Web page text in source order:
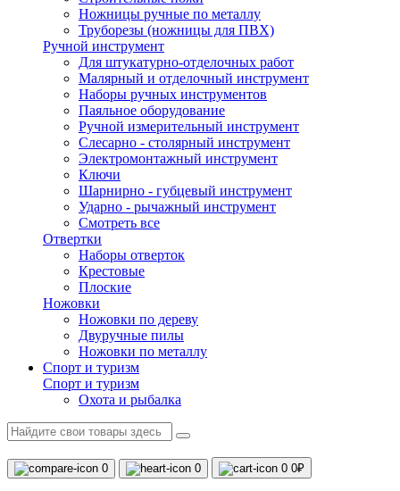
Ножницы ручные по металлу
Труборезы (ножницы для ПВХ)
Ручной инструмент
Для штукатурно-отделочных работ
Малярный и отделочный инструмент
Наборы ручных инструментов
Паяльное оборудование
Ручной измерительный инструмент
Слесарно - столярный инструмент
Электромонтажный инструмент
Ключи
Шарнирно - губцевый инструмент
Ударно - рычажный инструмент
Смотреть все
Отвертки
Наборы отверток
Крестовые
Плоские
Ножовки
Ножовки по дереву
Двуручные пилы
Ножовки по металлу
Спорт и туризм
Спорт и туризм
Охота и рыбалка
0 0 0 0₽